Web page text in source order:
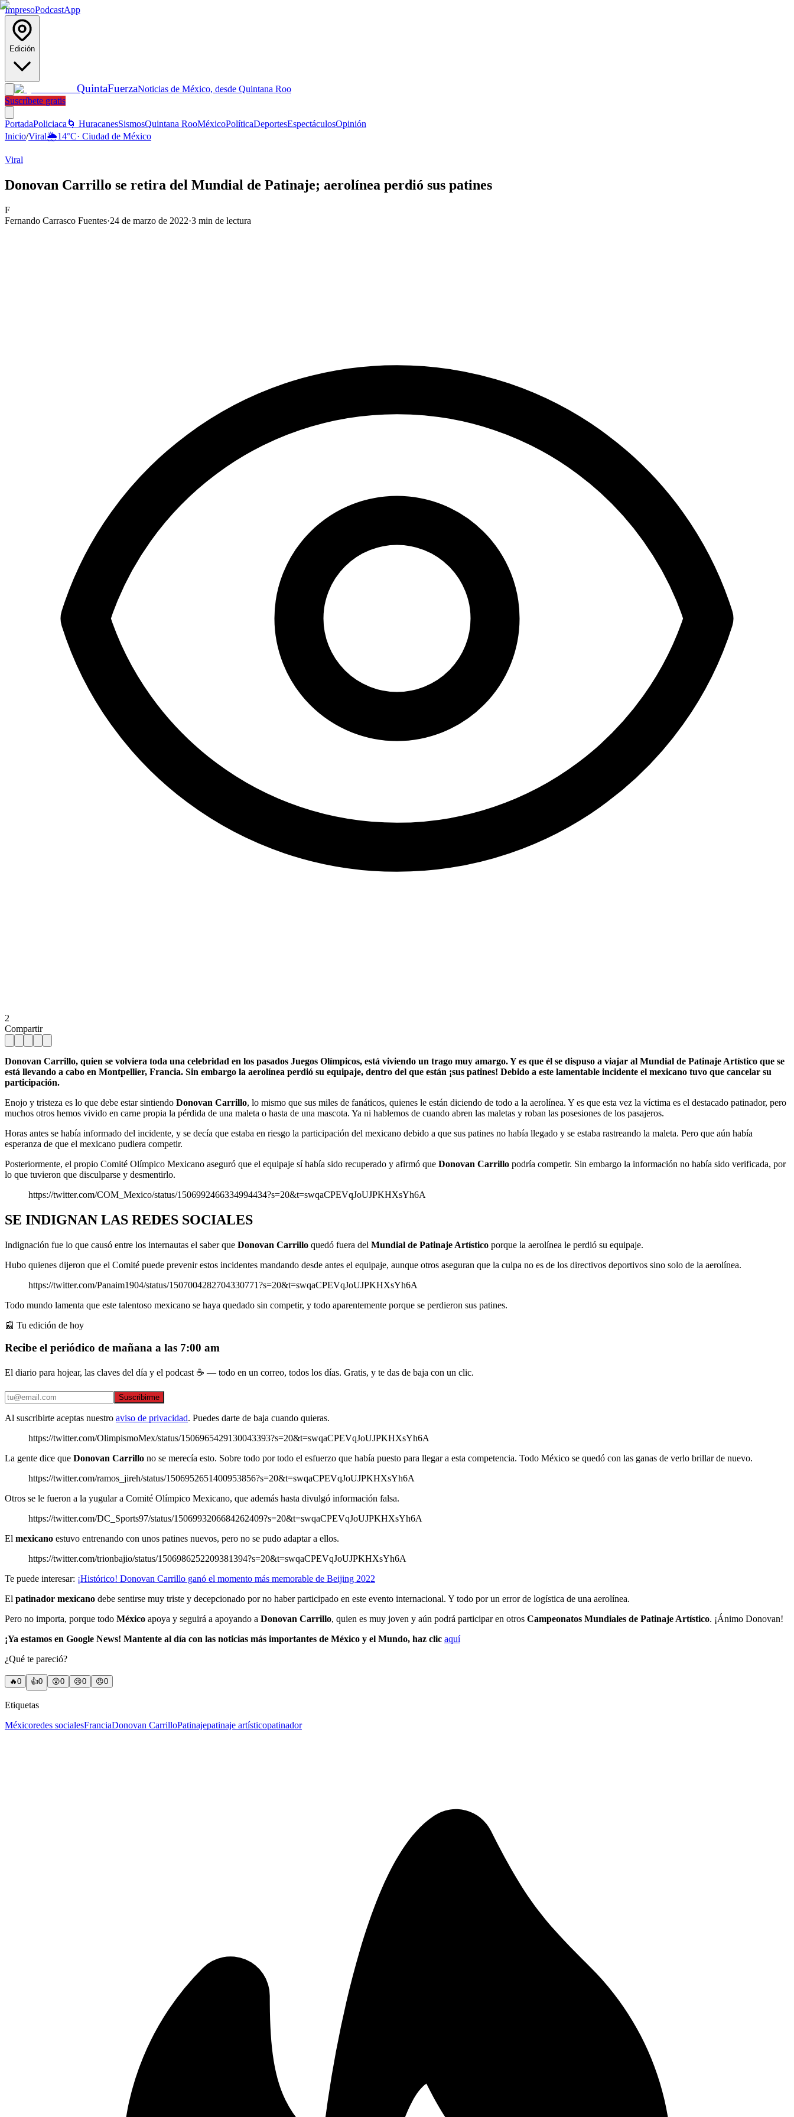
ImpresoPodcastApp
Edición
QuintaFuerzaNoticias de México, desde Quintana Roo
Suscríbete gratis
PortadaPoliciaca 🌀 HuracanesSismosQuintana RooMéxicoPolíticaDeportesEspectáculosOpinión
Inicio/Viral🌦️14°C· Ciudad de México
Viral
Donovan Carrillo se retira del Mundial de Patinaje; aerolínea perdió sus patines
F
Fernando Carrasco Fuentes·24 de marzo de 2022·3 min de lectura
2
Compartir
Donovan Carrillo, quien se volviera toda una celebridad en los pasados Juegos Olímpicos, está viviendo un trago muy amargo. Y es que él se dispuso a viajar al Mundial de Patinaje Artístico que se
está llevando a cabo en Montpellier, Francia. Sin embargo la aerolínea perdió su equipaje, dentro del que están ¡sus patines! Debido a este lamentable incidente el mexicano tuvo que cancelar su
participación.
Enojo y tristeza es lo que debe estar sintiendo Donovan Carrillo, lo mismo que sus miles de fanáticos, quienes le están diciendo de todo a la aerolínea. Y es que esta vez la víctima es el destacado patinador, pero
muchos otros hemos vivido en carne propia la pérdida de una maleta o hasta de una mascota. Ya ni hablemos de cuando abren las maletas y roban las posesiones de los pasajeros.
Horas antes se había informado del incidente, y se decía que estaba en riesgo la participación del mexicano debido a que sus patines no había llegado y se estaba rastreando la maleta. Pero que aún había
esperanza de que el mexicano pudiera competir.
Posteriormente, el propio Comité Olímpico Mexicano aseguró que el equipaje sí había sido recuperado y afirmó que Donovan Carrillo podría competir. Sin embargo la información no había sido verificada, por
lo que tuvieron que disculparse y desmentirlo.
https://twitter.com/COM_Mexico/status/1506992466334994434?s=20&t=swqaCPEVqJoUJPKHXsYh6A
SE INDIGNAN LAS REDES SOCIALES
Indignación fue lo que causó entre los internautas el saber que Donovan Carrillo quedó fuera del Mundial de Patinaje Artístico porque la aerolínea le perdió su equipaje.
Hubo quienes dijeron que el Comité puede prevenir estos incidentes mandando desde antes el equipaje, aunque otros aseguran que la culpa no es de los directivos deportivos sino solo de la aerolínea.
https://twitter.com/Panaim1904/status/1507004282704330771?s=20&t=swqaCPEVqJoUJPKHXsYh6A
Todo mundo lamenta que este talentoso mexicano se haya quedado sin competir, y todo aparentemente porque se perdieron sus patines.
📰 Tu edición de hoy
Recibe el periódico de mañana a las 7:00 am
El diario para hojear, las claves del día y el podcast ☕ — todo en un correo, todos los días. Gratis, y te das de baja con un clic.
Suscribirme
Al suscribirte aceptas nuestro aviso de privacidad. Puedes darte de baja cuando quieras.
https://twitter.com/OlimpismoMex/status/1506965429130043393?s=20&t=swqaCPEVqJoUJPKHXsYh6A
La gente dice que Donovan Carrillo no se merecía esto. Sobre todo por todo el esfuerzo que había puesto para llegar a esta competencia. Todo México se quedó con las ganas de verlo brillar de nuevo.
https://twitter.com/ramos_jireh/status/1506952651400953856?s=20&t=swqaCPEVqJoUJPKHXsYh6A
Otros se le fueron a la yugular a Comité Olímpico Mexicano, que además hasta divulgó información falsa.
https://twitter.com/DC_Sports97/status/1506993206684262409?s=20&t=swqaCPEVqJoUJPKHXsYh6A
El mexicano estuvo entrenando con unos patines nuevos, pero no se pudo adaptar a ellos.
https://twitter.com/trionbajio/status/1506986252209381394?s=20&t=swqaCPEVqJoUJPKHXsYh6A
Te puede interesar: ¡Histórico! Donovan Carrillo ganó el momento más memorable de Beijing 2022
El patinador mexicano debe sentirse muy triste y decepcionado por no haber participado en este evento internacional. Y todo por un error de logística de una aerolínea.
Pero no importa, porque todo México apoya y seguirá a apoyando a Donovan Carrillo, quien es muy joven y aún podrá participar en otros Campeonatos Mundiales de Patinaje Artístico. ¡Ánimo Donovan!
¡Ya estamos en Google News! Mantente al día con las noticias más importantes de México y el Mundo, haz clic aquí
¿Qué te pareció?
🔥0 👍0 😲0 😢0 😠0
Etiquetas
Méxicoredes socialesFranciaDonovan CarrilloPatinajepatinaje artísticopatinador